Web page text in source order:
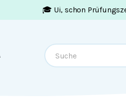
🎓 Ui, schon